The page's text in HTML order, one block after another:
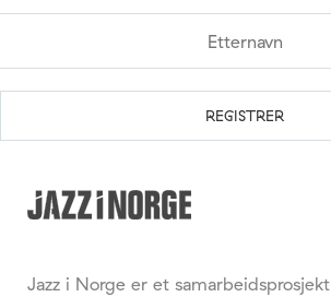
Jazz i Norge er et samarbeidsprosjekt